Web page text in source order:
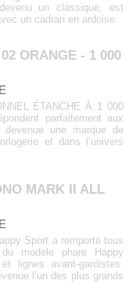
un classique, est
un cadran en ardoise.
ORANGE - 1 000
ÉTANCHE À 1 000
parfaitement aux
une marque de
et dans l’univers
MARK II ALL
Sport a remporté tous
modèle phare Happy
lignes avant-gardistes.
l’un des plus grands